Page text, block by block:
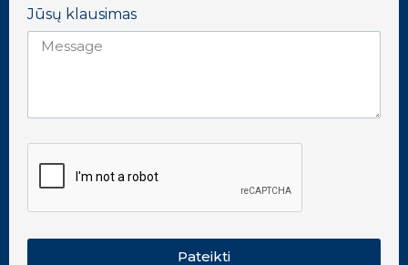
Jūsų klausimas
Pateikti